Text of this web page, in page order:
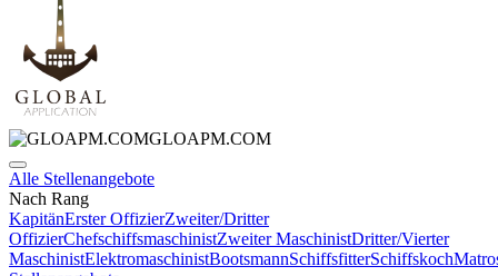
GLOAPM.COM
Alle Stellenangebote
Nach Rang
KapitänErster OffizierZweiter/Dritter
OffizierChefschiffsmaschinistZweiter MaschinistDritter/Vierter
MaschinistElektromaschinistBootsmannSchiffsfitterSchiffskoch